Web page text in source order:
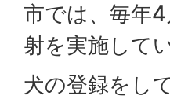
市では、毎年
射を実施して
犬の登録をし